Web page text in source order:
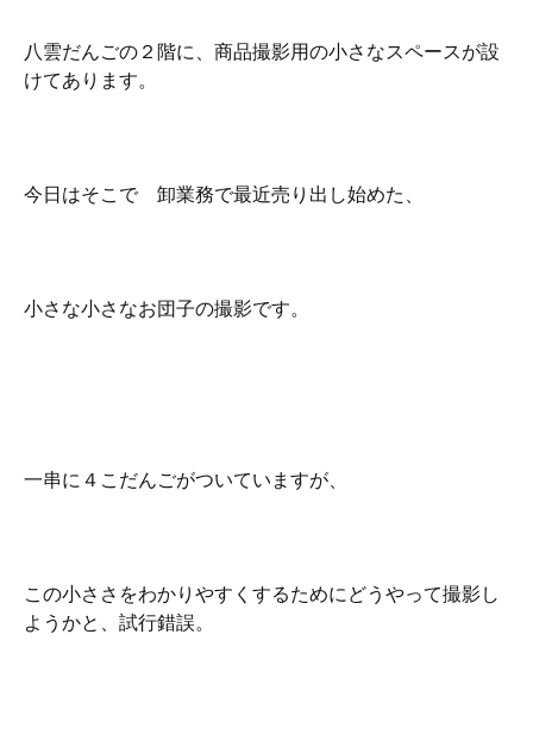
八雲だんごの２階に、商品撮影用の小さなスペースが設
けてあります。
今日はそこで 卸業務で最近売り出し始めた、
小さな小さなお団子の撮影です。
一串に４こだんごがついていますが、
この小ささをわかりやすくするためにどうやって撮影し
ようかと、試行錯誤。